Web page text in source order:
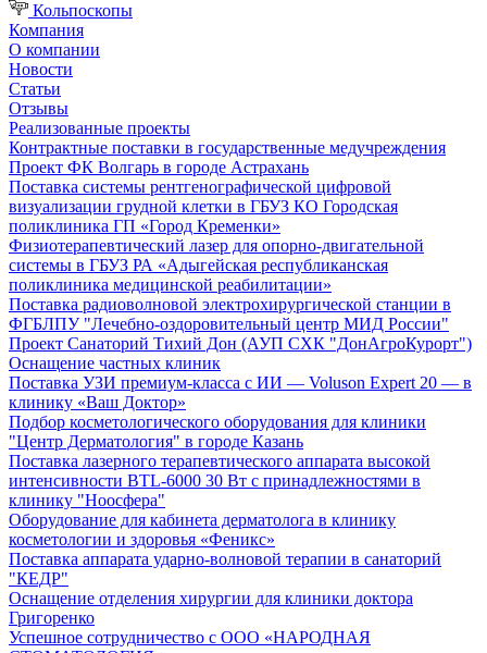
Кольпоскопы
Компания
О компании
Новости
Статьи
Отзывы
Реализованные проекты
Контрактные поставки в государственные медучреждения
Проект ФК Волгарь в городе Астрахань
Поставка системы рентгенографической цифровой
визуализации грудной клетки в ГБУЗ КО Городская
поликлиника ГП «Город Кременки»
Физиотерапевтический лазер для опорно-двигательной
системы в ГБУЗ РА «Адыгейская республиканская
поликлиника медицинской реабилитации»
Поставка радиоволновой электрохирургической станции в
ФГБЛПУ "Лечебно-оздоровительный центр МИД России"
Проект Санаторий Тихий Дон (АУП СХК "ДонАгроКурорт")
Оснащение частных клиник
Поставка УЗИ премиум-класса с ИИ — Voluson Expert 20 — в
клинику «Ваш Доктор»
Подбор косметологического оборудования для клиники
"Центр Дерматология" в городе Казань
Поставка лазерного терапевтического аппарата высокой
интенсивности BTL-6000 30 Вт с принадлежностями в
клинику "Ноосфера"
Оборудование для кабинета дерматолога в клинику
косметологии и здоровья «Феникс»
Поставка аппарата ударно-волновой терапии в санаторий
"КЕДР"
Оснащение отделения хирургии для клиники доктора
Григоренко
Успешное сотрудничество с ООО «НАРОДНАЯ